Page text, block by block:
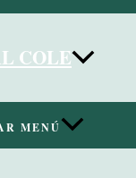
COLE
MENÚ